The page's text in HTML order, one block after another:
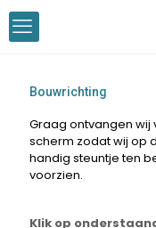
Bouwrichting
Graag ontvangen wij
scherm zodat wij op
handig steuntje ten
voorzien.
Klik op